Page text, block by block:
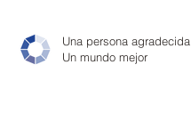
Una persona agradecida
Un mundo mejor